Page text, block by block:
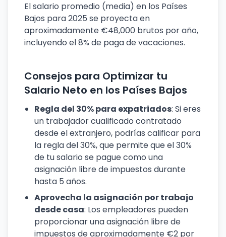
El salario promedio (media) en los Países
Bajos para 2025 se proyecta en
aproximadamente €48,000 brutos por año,
incluyendo el 8% de paga de vacaciones.
Consejos para Optimizar tu
Salario Neto en los Países Bajos
Regla del 30% para expatriados: Si eres
un trabajador cualificado contratado
desde el extranjero, podrías calificar para
la regla del 30%, que permite que el 30%
de tu salario se pague como una
asignación libre de impuestos durante
hasta 5 años.
Aprovecha la asignación por trabajo
desde casa: Los empleadores pueden
proporcionar una asignación libre de
impuestos de aproximadamente €2 por